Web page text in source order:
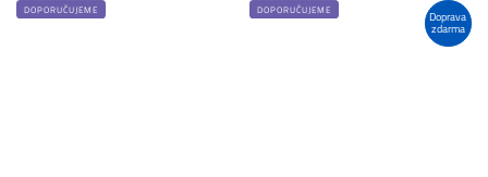
DOPORUČUJEME Doprava
zdarma
DOPORUČUJEME